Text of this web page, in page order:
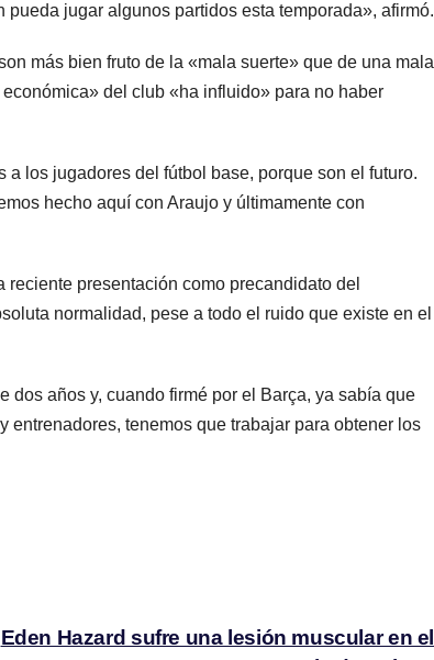
jugar algunos partidos esta temporada», afirmó.
más bien fruto de la «mala suerte» que de una mala
del club «ha influido» para no haber
los jugadores del fútbol base, porque son el futuro.
hecho aquí con Araujo y últimamente con
presentación como precandidato del
normalidad, pese a todo el ruido que existe en el
dos años y, cuando firmé por el Barça, ya sabía que
entrenadores, tenemos que trabajar para obtener los
Eden Hazard sufre una lesión muscular en el